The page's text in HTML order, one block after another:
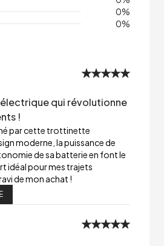
0%
0%
qui révolutionne
!
par cette trottinette
moderne, la puissance de
de sa batterie en font le
idéal pour mes trajets
de mon achat !